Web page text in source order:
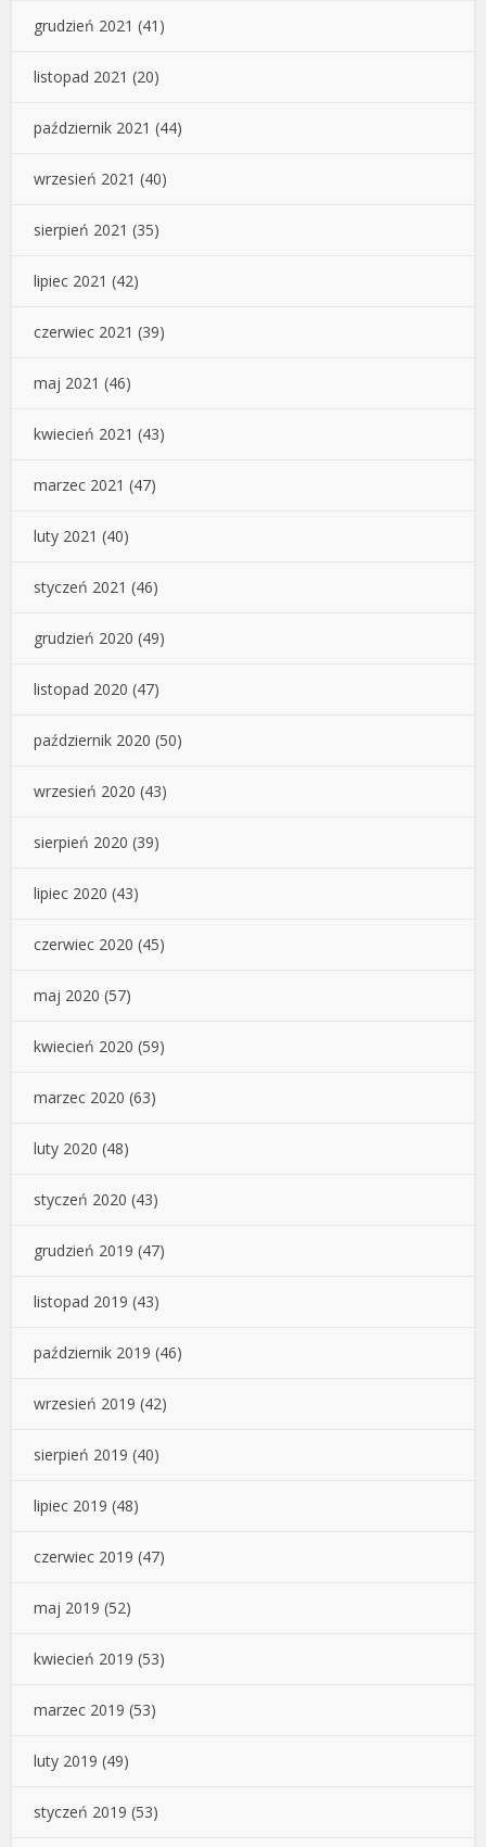
grudzień 2021 (41)
listopad 2021 (20)
październik 2021 (44)
wrzesień 2021 (40)
sierpień 2021 (35)
lipiec 2021 (42)
czerwiec 2021 (39)
maj 2021 (46)
kwiecień 2021 (43)
marzec 2021 (47)
luty 2021 (40)
styczeń 2021 (46)
grudzień 2020 (49)
listopad 2020 (47)
październik 2020 (50)
wrzesień 2020 (43)
sierpień 2020 (39)
lipiec 2020 (43)
czerwiec 2020 (45)
maj 2020 (57)
kwiecień 2020 (59)
marzec 2020 (63)
luty 2020 (48)
styczeń 2020 (43)
grudzień 2019 (47)
listopad 2019 (43)
październik 2019 (46)
wrzesień 2019 (42)
sierpień 2019 (40)
lipiec 2019 (48)
czerwiec 2019 (47)
maj 2019 (52)
kwiecień 2019 (53)
marzec 2019 (53)
luty 2019 (49)
styczeń 2019 (53)